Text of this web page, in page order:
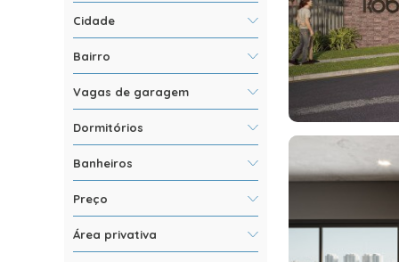
Selecionar todos
Apartamento
Barracão-galpão
Cidade
Selecionar todos
Curitiba
Bairro
Selecionar todos
Curitiba
Água Verde
Bigorrilho
Vagas de garagem
1+
Dormitórios
1+
Banheiros
1+
Preço
Até R$230.000,00
De 230 a 350 mil
Área privativa